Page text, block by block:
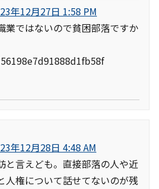
年12月27日 1:58 PM
業ではないので貧困部落ですか
年12月28日 4:48 AM
と言えども。直接部落の人や近
人権について話せてないのが残